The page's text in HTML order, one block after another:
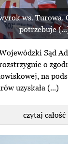
ws. Turowa.
potrzebuje
Sąd
o
na
uzyskała (...)
czytaj całość